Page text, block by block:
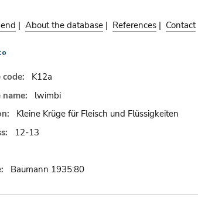
| About the database | References | Contact
code:
K12a
name:
lwimbi
Kleine Krüge für Fleisch und Flüssigkeiten
12-13
Baumann 1935:80